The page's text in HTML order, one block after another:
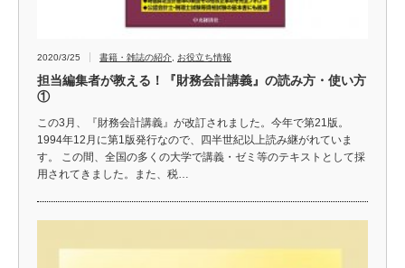
2020/3/25 書籍・雑誌の紹介 お役立ち情報
担当編集者が教える！『財務会計講義』の読み方・使い方
①
この3月、『財務会計講義』が改訂されました。今年で第21版。
1994年12月に第1版発行なので、四半世紀以上読み継がれていま
す。 この間、全国の多くの大学で講義・ゼミ等のテキストとして採
用されてきました。また、税…